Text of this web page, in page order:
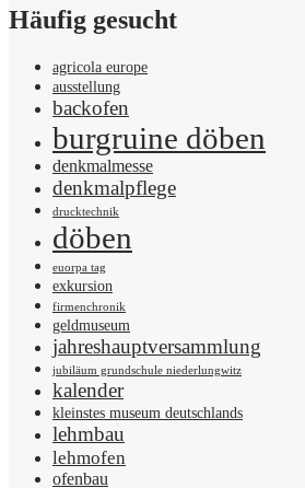
Häufig gesucht
agricola europe
ausstellung
backofen
burgruine döben
denkmalmesse
denkmalpflege
drucktechnik
döben
euorpa tag
exkursion
firmenchronik
geldmuseum
jahreshauptversammlung
jubiläum grundschule niederlungwitz
kalender
kleinstes museum deutschlands
lehmbau
lehmofen
ofenbau